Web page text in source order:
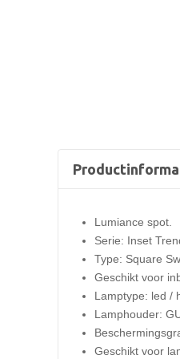
Lumiance spot.
Serie: Inset
Type: Square
Geschikt voor
Lamptype: led /
Lamphouder:
Geschikt voor